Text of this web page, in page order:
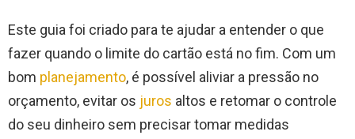
Este guia foi criado para te ajudar a entender o que
fazer quando o limite do cartão está no fim. Com um
bom planejamento, é possível aliviar a pressão no
orçamento, evitar os juros altos e retomar o controle
do seu dinheiro sem precisar tomar medidas